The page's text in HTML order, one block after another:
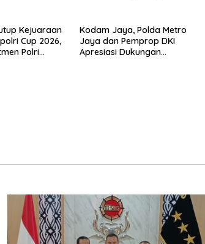
Kejuaraan
Cup 2026,
Polri
Kodam Jaya, Polda Metro
Jaya dan Pemprop DKI
Apresiasi Dukungan